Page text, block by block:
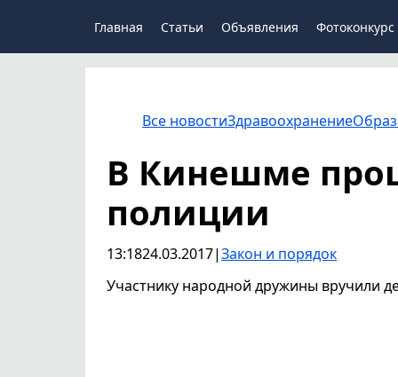
Главная Статьи Объявления Фотоконкурс
Все новостиЗдравоохранение
В Кинешме
полиции
13:1824.03.2017|Закон и порядок
Участнику народной дружины вручили